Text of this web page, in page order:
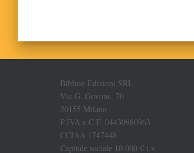
Biblion Edizioni SRL
Via G. Govone, 70
20155 Milano
P.IVA e C.F. 04430980963
CCIAA 1747448
Capitale sociale 10.000 € i.v.